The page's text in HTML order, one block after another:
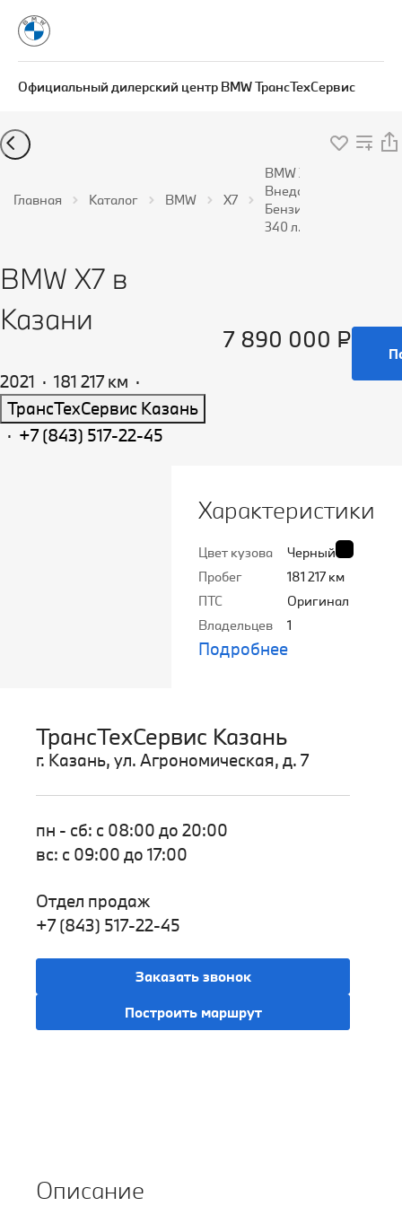
Официальный дилерский центр BMW ТрансТехСервис
Главная Каталог BMW X7
BMW X7
Внедорожник
Бензин 3,0 л
340 л.с. АКПП
BMW X7 в
Казани
2021 · 181 217 км ·
ТрансТехСервис Казань
·
+7 (843) 517-22-45
7 890 000 ₽
Характеристики
Цвет кузова
Черный
Пробег
181 217 км
ПТС
Оригинал
Владельцев
1
Подробнее
ТрансТехСервис Казань
г. Казань, ул. Агрономическая, д. 7
пн - сб: с 08:00 до 20:00
вс: с 09:00 до 17:00
Отдел продаж
+7 (843) 517-22-45
Заказать звонок
Построить маршрут
Описание